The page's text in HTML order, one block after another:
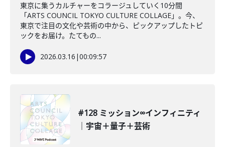
東京に集うカルチャーをコラージュしていく10分間
「ARTS COUNCIL TOKYO CULTURE COLLAGE」。今、
東京で注目の文化や芸術の中から、ピックアップしたトピ
ックをお届け。たてもの...
2026.03.16 |00:09:57
#128 ミッション∞インフィニティ
｜宇宙＋量子＋芸術